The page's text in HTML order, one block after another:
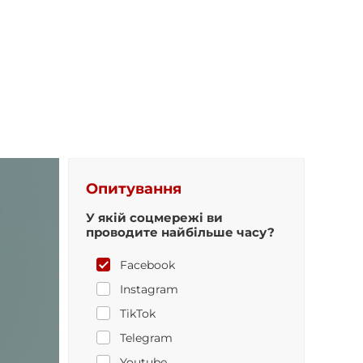
Опитування
У якій соцмережі ви
проводите найбільше часу?
Facebook
Instagram
TikTok
Telegram